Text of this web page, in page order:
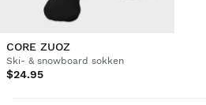
CORE ZUOZ
Ski- & snowboard sokken
$24.95